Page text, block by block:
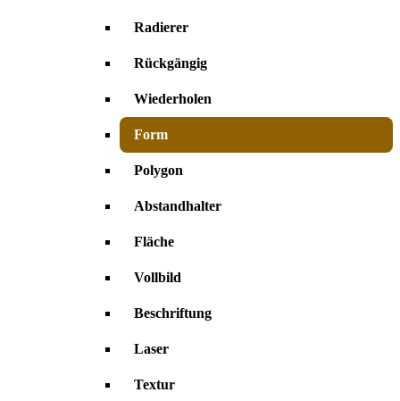
Radierer
Rückgängig
Wiederholen
Form
Polygon
Abstandhalter
Fläche
Vollbild
Beschriftung
Laser
Textur